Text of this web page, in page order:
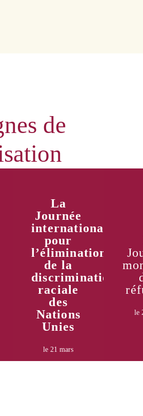
de
La
Journée
internationale
pour
l’élimination
de la
discrimination
raciale
des
Nations
Unies
le 21 mars
Apprendre
encore
plus
le